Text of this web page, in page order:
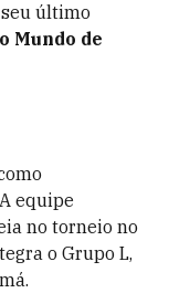
seu último
Mundo de
equipe
no torneio no
o Grupo L,